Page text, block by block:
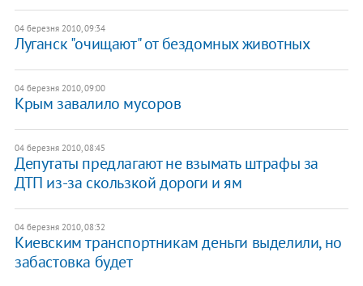
04 березня 2010, 09:34
Луганск "очищают" от бездомных животных
04 березня 2010, 09:00
Крым завалило мусоров
04 березня 2010, 08:45
Депутаты предлагают не взымать штрафы за
ДТП из-за скользкой дороги и ям
04 березня 2010, 08:32
Киевским транспортникам деньги выделили, но
забастовка будет